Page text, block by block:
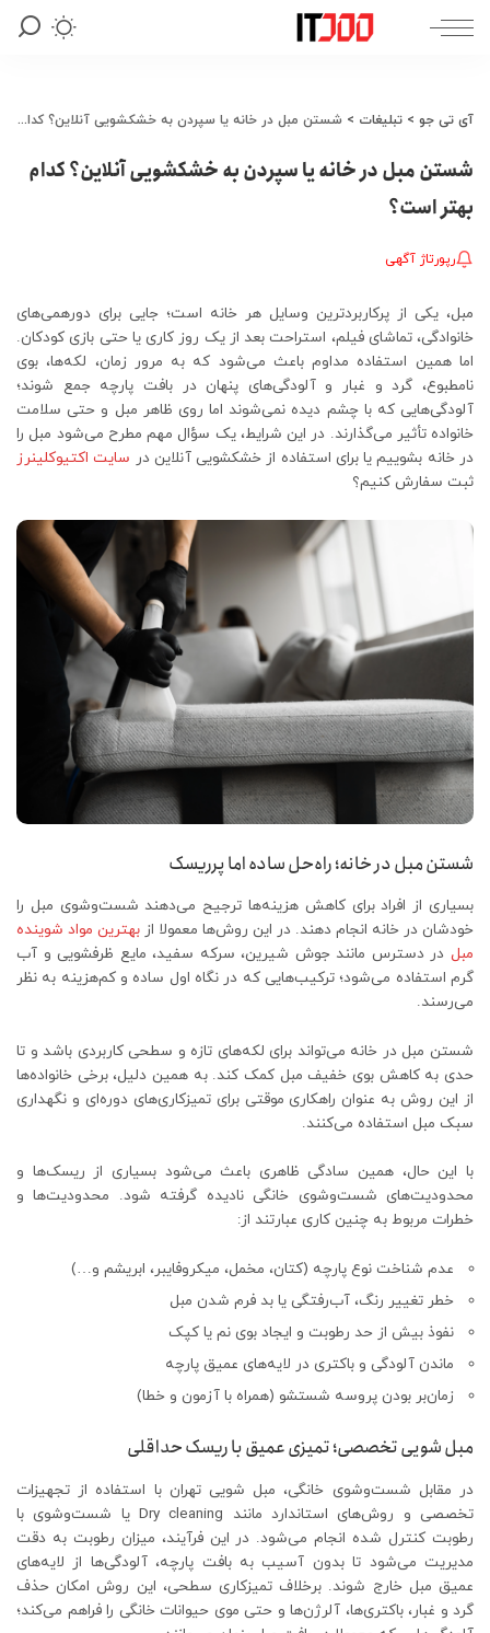
آی تی جو > تبلیغات > شستن مبل در خانه یا سپردن به خشکشویی آنلاین؟ کدام بهتر است؟
شستن مبل در خانه یا سپردن به خشکشویی آنلاین؟ کدام
بهتر است؟
رپورتاژ آگهی
مبل، یکی از پرکاربردترین وسایل هر خانه است؛ جایی برای دورهمی‌های
خانوادگی، تماشای فیلم، استراحت بعد از یک روز کاری یا حتی بازی کودکان.
اما همین استفاده‌ مداوم باعث می‌شود که به ‌مرور زمان، لکه‌ها، بوی
نامطبوع، گرد و غبار و آلودگی‌های پنهان در بافت پارچه جمع شوند؛
آلودگی‌هایی که با چشم دیده نمی‌شوند اما روی ظاهر مبل و حتی سلامت
خانواده تأثیر می‌گذارند. در این شرایط، یک سؤال مهم مطرح می‌شود مبل را
در خانه بشوییم یا برای استفاده از خشکشویی آنلاین در سایت اکتیوکلینرز
ثبت سفارش کنیم؟
شستن مبل در خانه؛ راه‌حل ساده اما پرریسک
بسیاری از افراد برای کاهش هزینه‌ها ترجیح می‌دهند شست‌وشوی مبل را
خودشان در خانه انجام دهند. در این روش‌ها معمولا از بهترین مواد شوینده
مبل در دسترس مانند جوش شیرین، سرکه سفید، مایع ظرفشویی و آب
گرم استفاده می‌شود؛ ترکیب‌هایی که در نگاه اول ساده و کم‌هزینه به نظر
می‌رسند.
شستن مبل در خانه می‌تواند برای لکه‌های تازه و سطحی کاربردی باشد و تا
حدی به کاهش بوی خفیف مبل کمک کند. به همین دلیل، برخی خانواده‌ها
از این روش به‌ عنوان راهکاری موقتی برای تمیزکاری‌های دوره‌ای و نگهداری
سبک مبل استفاده می‌کنند.
با این حال، همین سادگی ظاهری باعث می‌شود بسیاری از ریسک‌ها و
محدودیت‌های شست‌وشوی خانگی نادیده گرفته شود. محدودیت‌ها و
خطرات مربوط به چنین کاری عبارتند از:
عدم شناخت نوع پارچه (کتان، مخمل، میکروفایبر، ابریشم و…)
خطر تغییر رنگ، آب‌رفتگی یا بد فرم شدن مبل
نفوذ بیش از حد رطوبت و ایجاد بوی نم یا کپک
ماندن آلودگی و باکتری در لایه‌های عمیق پارچه
زمان‌بر بودن پروسه شستشو (همراه با آزمون ‌و خطا)
مبل شویی تخصصی؛ تمیزی عمیق با ریسک حداقلی
در مقابل شست‌وشوی خانگی، مبل شویی تهران با استفاده از تجهیزات
تخصصی و روش‌های استاندارد مانند Dry cleaning یا شست‌وشوی با
رطوبت کنترل ‌شده انجام می‌شود. در این فرآیند، میزان رطوبت به‌ دقت
مدیریت می‌شود تا بدون آسیب به بافت پارچه، آلودگی‌ها از لایه‌های
عمیق مبل خارج شوند. برخلاف تمیزکاری سطحی، این روش امکان حذف
گرد و غبار، باکتری‌ها، آلرژن‌ها و حتی موی حیوانات خانگی را فراهم می‌کند؛